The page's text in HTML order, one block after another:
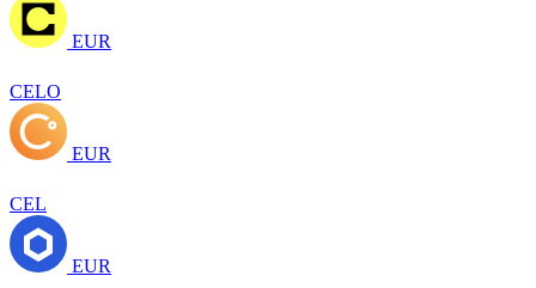
EUR
CELO
EUR
CEL
EUR